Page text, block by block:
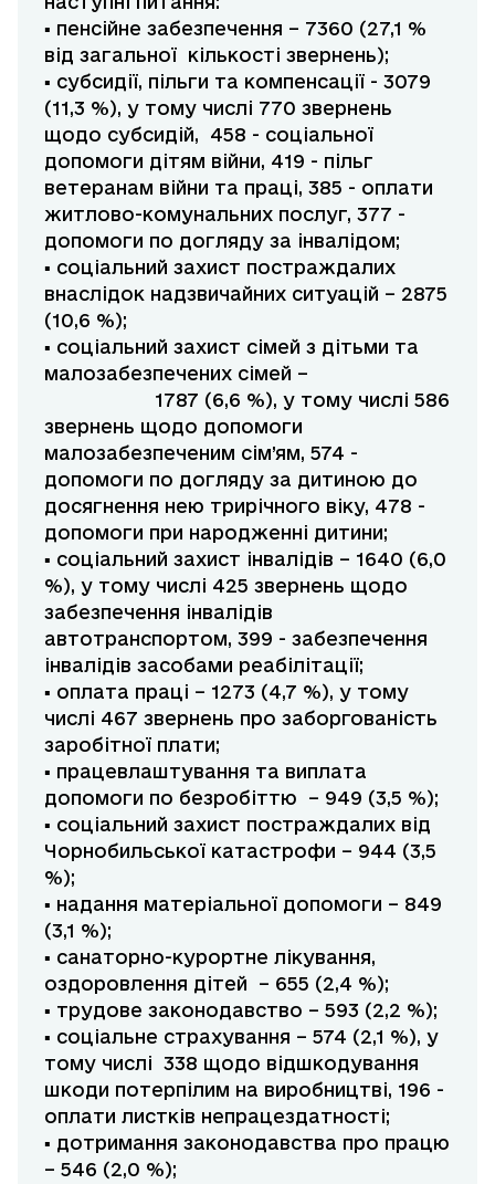
▪ пенсійне забезпечення – 7360 (27,1 %
від загальної кількості звернень);
▪ субсидії, пільги та компенсації - 3079
(11,3 %), у тому числі 770 звернень
щодо субсидій, 458 - соціальної
допомоги дітям війни, 419 - пільг
ветеранам війни та праці, 385 - оплати
житлово-комунальних послуг, 377 -
допомоги по догляду за інвалідом;
▪ соціальний захист постраждалих
внаслідок надзвичайних ситуацій – 2875
(10,6 %);
▪ соціальний захист сімей з дітьми та
малозабезпечених сімей –
1787 (6,6 %), у тому числі 586
звернень щодо допомоги
малозабезпеченим сім’ям, 574 -
допомоги по догляду за дитиною до
досягнення нею трирічного віку, 478 -
допомоги при народженні дитини;
▪ соціальний захист інвалідів – 1640 (6,0
%), у тому числі 425 звернень щодо
забезпечення інвалідів
автотранспортом, 399 - забезпечення
інвалідів засобами реабілітації;
▪ оплата праці – 1273 (4,7 %), у тому
числі 467 звернень про заборгованість
заробітної плати;
▪ працевлаштування та виплата
допомоги по безробіттю – 949 (3,5 %);
▪ соціальний захист постраждалих від
Чорнобильської катастрофи – 944 (3,5
%);
▪ надання матеріальної допомоги – 849
(3,1 %);
▪ санаторно-курортне лікування,
оздоровлення дітей – 655 (2,4 %);
▪ трудове законодавство – 593 (2,2 %);
▪ соціальне страхування – 574 (2,1 %), у
тому числі 338 щодо відшкодування
шкоди потерпілим на виробництві, 196 -
оплати листків непрацездатності;
▪ дотримання законодавства про працю
– 546 (2,0 %);